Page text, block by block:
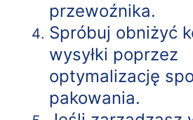
przewoźnika.
Spróbuj obniżyć
wysyłki poprzez
optymalizację
pakowania.